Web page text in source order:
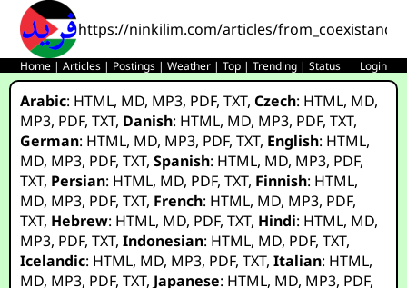
https://ninkilim.com/articles/
Home |Articles | Postings |Weather |Top |Trending |Status Login
Arabic: HTML, MD, MP3, PDF,TXT,Czech: HTML, MD,
MP3, PDF,TXT, Danish: HTML, MD, MP3, PDF,TXT,
German: HTML, MD, MP3, PDF,TXT, English: HTML,
MD, MP3, PDF,TXT,Spanish: HTML, MD, MP3, PDF,
TXT, Persian: HTML, MD, PDF,TXT, Finnish: HTML,
MD, MP3, PDF,TXT, French: HTML, MD, MP3, PDF,
TXT, Hebrew: HTML, MD, PDF,TXT, Hindi: HTML, MD,
MP3, PDF,TXT,Indonesian: HTML, MD, PDF,TXT,
Icelandic: HTML, MD, MP3, PDF,TXT,Italian: HTML,
MD, MP3, PDF,TXT, Japanese: HTML, MD, MP3, PDF,